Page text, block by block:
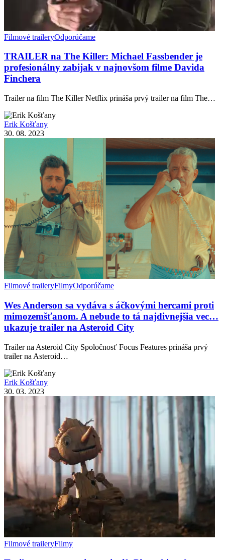
Filmové traileryOdporúčame
TRAILER na The Killer: Michael Fassbender je
profesionálny zabijak v najnovšom filme Davida
Finchera
Trailer na film The Killer Netflix prináša prvý trailer na film The…
Erik Košťany
30. 08. 2023
Filmové traileryFilmyOdporúčame
Wes Anderson sa vydáva s áčkovými hercami proti
mimozemšťanom. A nebude to tá najdivnejšia vec…
ukazuje trailer na Asteroid City
Trailer na Asteroid City Spoločnosť Focus Features prináša prvý
trailer na Asteroid…
Erik Košťany
30. 03. 2023
Filmové traileryFilmy